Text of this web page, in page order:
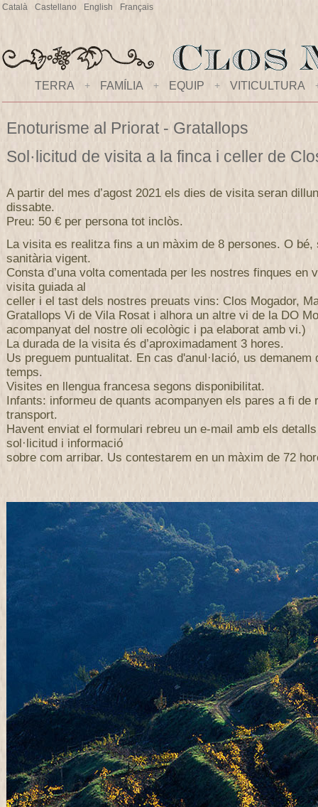
Català Castellano English Français
TERRA + FAMÍLIA + EQUIP + VITICULTURA
Enoturisme al Priorat - Gratallops
Sol·licitud de visita a la finca i celler de
A partir del mes d’agost 2021 els dies de visita seran
dissabte.
Preu: 50 € per persona tot inclòs.
La visita es realitza fins a un màxim de 8 persones. O bé,
sanitària vigent.
Consta d’una volta comentada per les nostres finques en
visita guiada al
celler i el tast dels nostres preuats vins: Clos Mogador,
Gratallops Vi de Vila Rosat i alhora un altre vi de la DO
acompanyat del nostre oli ecològic i pa elaborat amb vi.)
La durada de la visita és d’aproximadament 3 hores.
Us preguem puntualitat. En cas d'anul·lació, us demanem
temps.
Visites en llengua francesa segons disponibilitat.
Infants: informeu de quants acompanyen els pares a fi de
transport.
Havent enviat el formulari rebreu un e-mail amb els
sol·licitud i informació
sobre com arribar. Us contestarem en un màxim de 72